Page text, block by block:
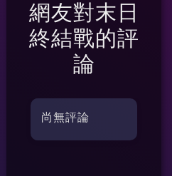
網友對末日
終結戰的評
論
尚無評論